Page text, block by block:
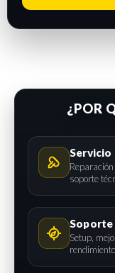
¿POR
Servicio
soporte
Soporte
Setup,